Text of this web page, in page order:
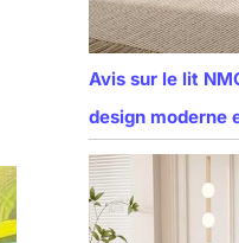
Avis sur le lit
design moderne